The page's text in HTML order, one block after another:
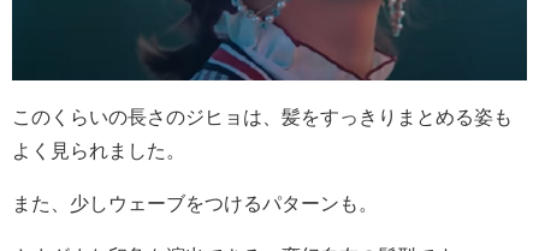
このくらいの長さのジヒョは、髪をすっきりまとめる姿も
よく見られました。
また、少しウェーブをつけるパターンも。